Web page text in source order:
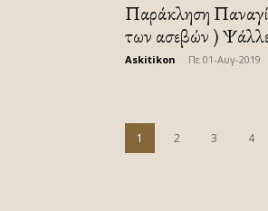
Παράκληση
των ασεβών )
Askitikon Πε 01-Αυγ-2019
1 2 3 4